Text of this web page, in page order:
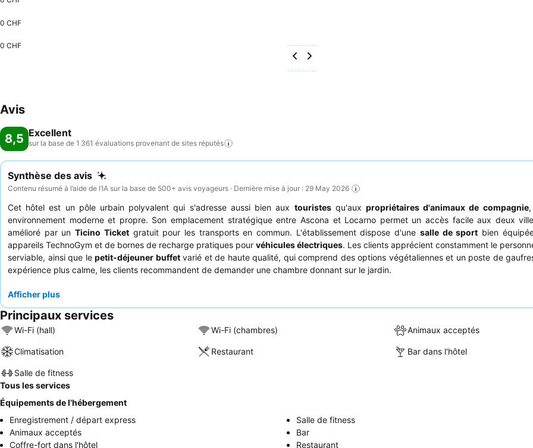
0 CHF
0 CHF
Avis
8,5 Excellent
sur la base de 1 361 évaluations provenant de sites réputés
Synthèse des avis
Contenu résumé à l’aide de l’IA sur la base de 500+ avis voyageurs · Dernière mise à jour : 29 May 2026
Cet hôtel est un pôle urbain polyvalent qui s'adresse aussi bien aux touristesqu'aux propriétaires d'animaux de compagnie,
environnement moderne et propre. Son emplacement stratégique entre Ascona et Locarno permet un accès facile aux deux
amélioré par unTicino Ticketgratuit pour les transports en commun. L'établissement dispose d'une salle de sport bien
appareils TechnoGym et de bornes de recharge pratiques pour véhicules électriques. Les clients apprécient constamment le
serviable, ainsi que le petit-déjeuner buffetvarié et de haute qualité, qui comprend des options végétaliennes et un poste de
expérience plus calme, les clients recommandent de demander une chambre donnant sur le jardin.
Afficher plus
Principaux services
Wi-Fi (hall) Wi-Fi (chambres) Animaux acceptés
Climatisation Restaurant Bar dans l'hôtel
Salle de fitness
Tous les services
Équipements de l’hébergement
Enregistrement / départ express
Salle de fitness
Animaux acceptés
Bar
Coffre-fort dans l'hôtel
Restaurant